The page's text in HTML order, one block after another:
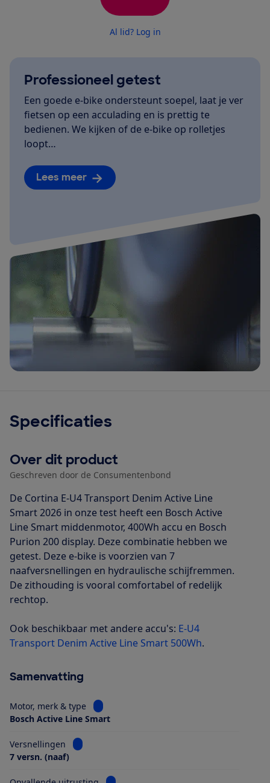
Al lid? Log in
Professioneel getest
Een goede e-bike ondersteunt soepel, laat je ver
fietsen op een acculading en is prettig te
bedienen. We kijken of de e-bike op rolletjes
loopt…
Lees meer
Specificaties
Over dit product
Geschreven door de Consumentenbond
De Cortina E-U4 Transport Denim Active Line
Smart 2026 in onze test heeft een Bosch Active
Line Smart middenmotor, 400Wh accu en Bosch
Purion 200 display. Deze combinatie hebben we
getest. Deze e-bike is voorzien van 7
naafversnellingen en hydraulische schijfremmen.
De zithouding is vooral comfortabel of redelijk
rechtop.
Ook beschikbaar met andere accu's: E-U4
Transport Denim Active Line Smart 500Wh.
Samenvatting
Motor, merk & type
Bekijk informatie voor Motor, merk & type
Bosch Active Line Smart
Versnellingen
Bekijk informatie voor Versnellingen
7 versn. (naaf)